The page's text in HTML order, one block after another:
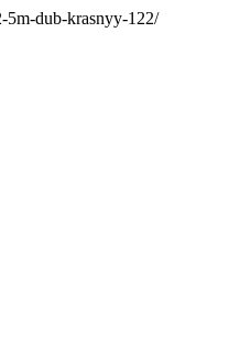
5m-dub-krasnyy-122/